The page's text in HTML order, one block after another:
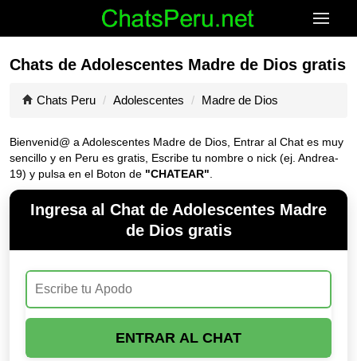
Chats de Adolescentes Madre de Dios gratis
Chats Peru Adolescentes Madre de Dios
Bienvenid@ a Adolescentes Madre de Dios, Entrar al Chat es muy
sencillo y en Peru es gratis, Escribe tu nombre o nick (ej. Andrea-
19) y pulsa en el Boton de "CHATEAR"
Ingresa al Chat de Adolescentes Madre
de Dios gratis
ENTRAR AL CHAT